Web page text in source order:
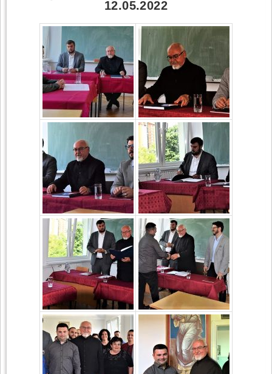
12.05.2022